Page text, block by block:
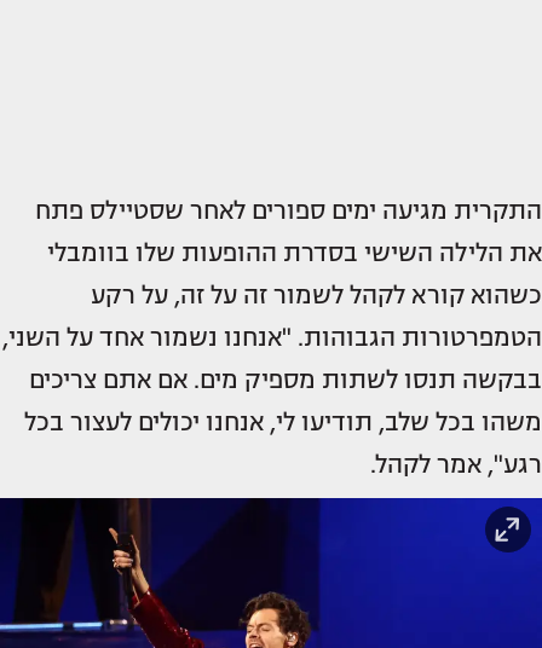
התקרית מגיעה ימים ספורים לאחר שסטיילס פתח
את הלילה השישי בסדרת ההופעות שלו בוומבלי
כשהוא קורא לקהל לשמור זה על זה, על רקע
הטמפרטורות הגבוהות. "אנחנו נשמור אחד על השני,
בבקשה תנסו לשתות מספיק מים. אם אתם צריכים
משהו בכל שלב, תודיעו לי, אנחנו יכולים לעצור בכל
רגע", אמר לקהל.